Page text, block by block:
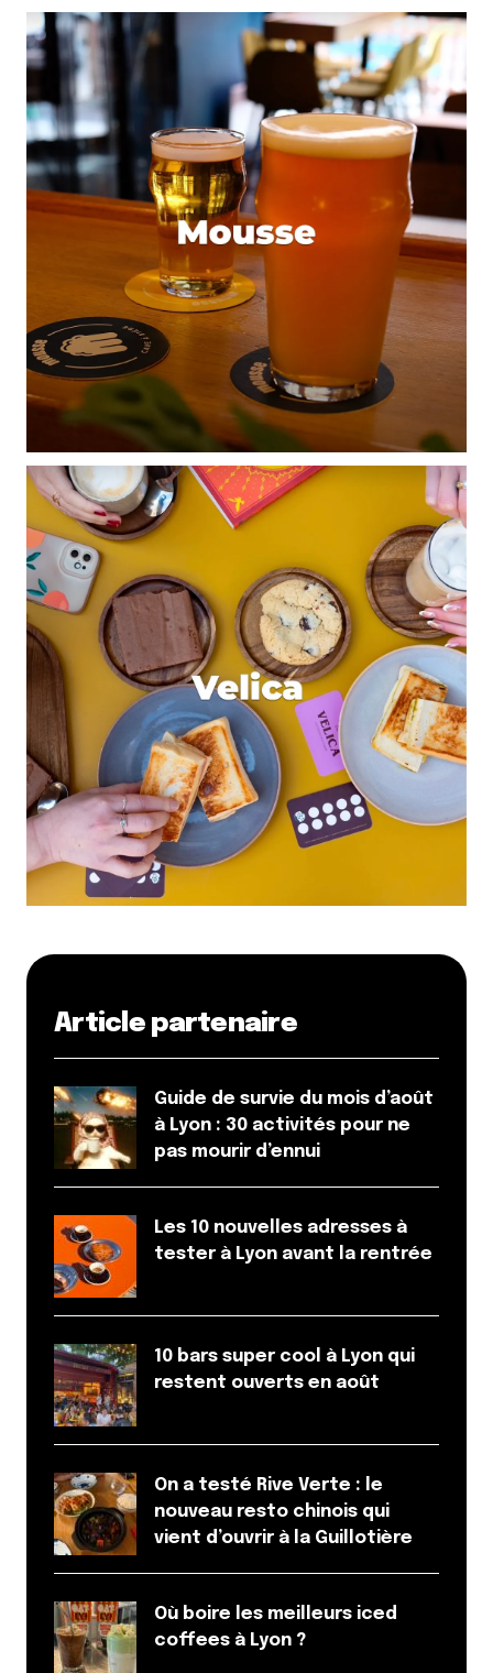
Article partenaire
Guide de survie du mois d’août
à Lyon : 30 activités pour ne
pas mourir d’ennui
Les 10 nouvelles adresses à
tester à Lyon avant la rentrée
10 bars super cool à Lyon qui
restent ouverts en août
On a testé Rive Verte : le
nouveau resto chinois qui
vient d’ouvrir à la Guillotière
Où boire les meilleurs iced
coffees à Lyon ?